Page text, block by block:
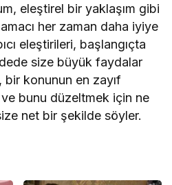
eleştirel bir yaklaşım gibi
amacı her zaman daha iyiye
eleştirileri, başlangıçta
size büyük faydalar
konunun en zayıf
ve bunu düzeltmek için ne
net bir şekilde söyler.